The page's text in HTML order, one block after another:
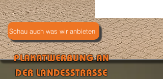
Schau auch was wir anbieten
PLAKATWERBUNG AN
DER LANDESSTRASSE